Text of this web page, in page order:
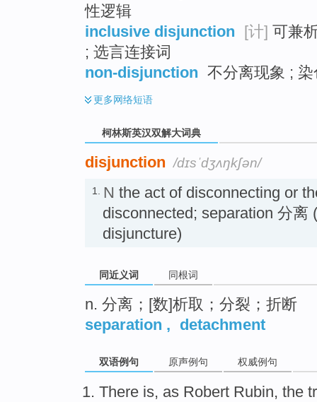
性逻辑
inclusive disjunction [计] 可兼
; 选言连接词
non-disjunction 不分离现象 ;
更多网络短语
柯林斯英汉双解大词典
disjunction /dɪsˈdʒʌŋkʃən/
1. N the act of disconnecting or
disconnected; separation 分离
disjuncture)
同近义词 同根词
n. 分离；[数]析取；分裂；折断
separation , detachment
双语例句 原声例句 权威例句
There is, as Robert Rubin, the